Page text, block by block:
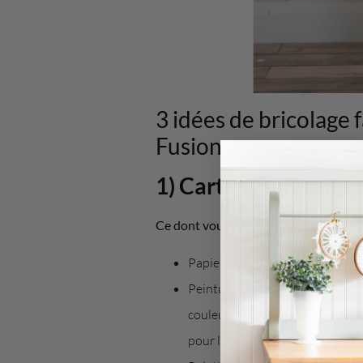
3 idées de bricolage
Fusion
1) Carte à faire soi-
Ce dont vous avez besoin :
Papier cartonné – nous avons
Peinture minérale Fusion en
couleur de votre choix (nous
pour les cœurs).